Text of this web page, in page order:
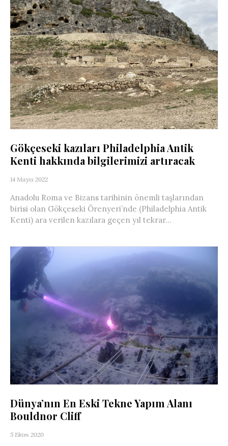
Gökçeseki kazıları Philadelphia Antik
Kenti hakkında bilgilerimizi artıracak
14 Mayıs 2022
Anadolu Roma ve Bizans tarihinin önemli taşlarından
birisi olan Gökçeseki Örenyeri’nde (Philadelphia Antik
Kenti) ara verilen kazılara geçen yıl tekrar...
Dünya’nın En Eski Tekne Yapım Alanı
Bouldnor Cliff
5 Ekim 2020